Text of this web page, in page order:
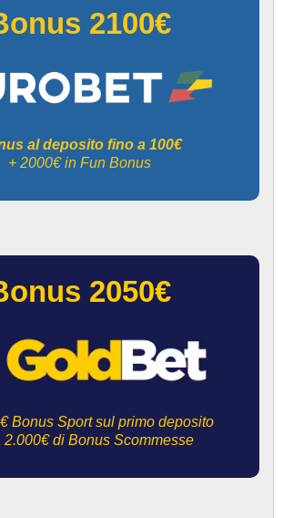
2100€
al deposito fino a 100€
+ 2000€ in Fun Bonus
2050€
Bonus Sport sul primo deposito
2.000€ di Bonus Scommesse